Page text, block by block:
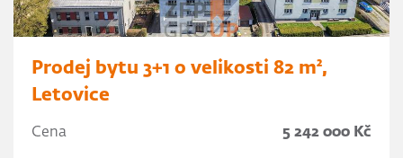
Prodej bytu 3+1 o velikosti 82 m²,
Letovice
Cena 5 242 000 Kč